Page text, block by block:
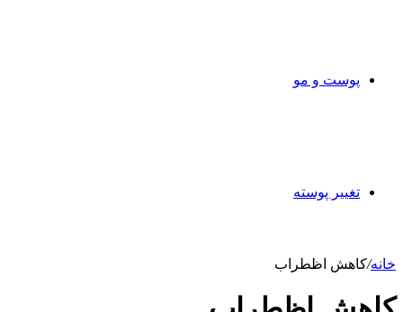
پوست و مو
تغییر پوسته
خانه/کاهش اظطراب